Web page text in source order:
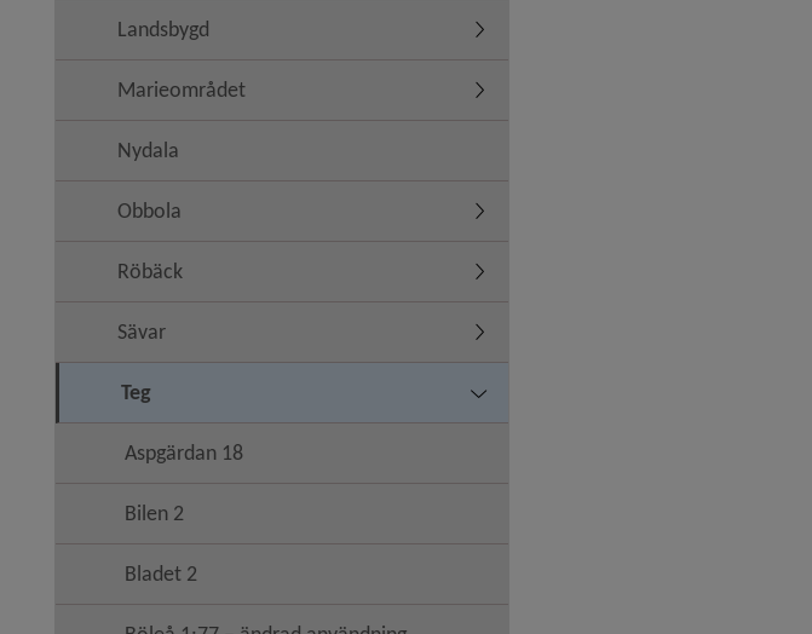
Landsbygd Undermeny för Landsbygd
Marieområdet Undermeny för Marieområdet
Nydala
Obbola Undermeny för Obbola
Röbäck Undermeny för Röbäck
Sävar Undermeny för Sävar
Teg Undermeny för Teg
Aspgärdan 18
Bilen 2
Bladet 2